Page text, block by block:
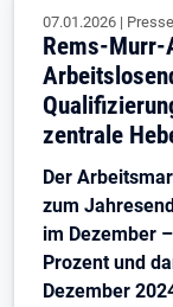
07.01.2026 |
Rems-Murr-
zentrale
Der
zum
im Dezember
Prozent und
Dezember